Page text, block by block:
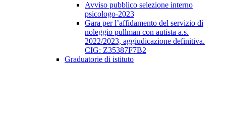
Avviso pubblico selezione interno
psicologo-2023
Gara per l’affidamento del servizio di
noleggio pullman con autista a.s.
2022/2023, aggiudicazione definitiva.
CIG: Z35387F7B2
Graduatorie di istituto